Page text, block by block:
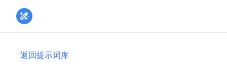
返回提示词库